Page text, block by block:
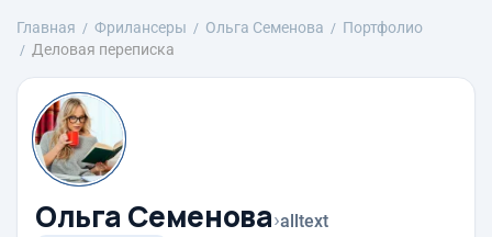
Главная Фрилансеры Ольга Семенова
Портфолио
Деловая переписка
Ольга Семенова›alltext